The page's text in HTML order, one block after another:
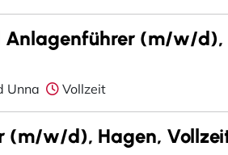
Anlagenführer (m/w/d),
Unna Vollzeit
(m/w/d), Hagen,